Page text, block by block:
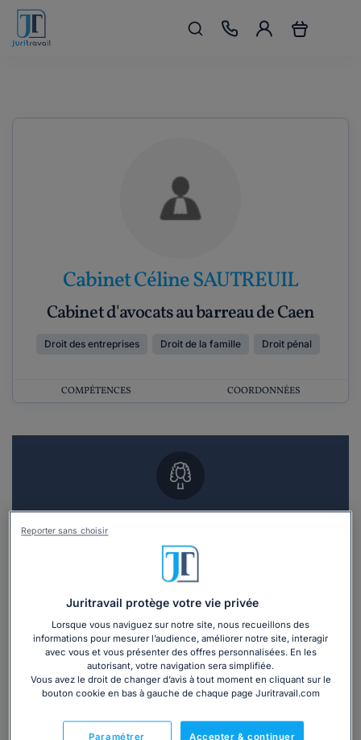
Cabinet Céline SAUTREUIL
Cabinet d'avocats au barreau de Caen
Droit des entreprises Droit de la famille Droit pénal
COMPÉTENCES COORDONNÉES
Recevoir des devis d'avocats
Vous souhaitez une consultation par
Juritravail protège votre vie privée
Lorsque vous naviguez sur notre site, nous recueillons des
informations pour mesurer l’audience, améliorer notre site, interagir
avec vous et vous présenter des offres personnalisées. En les
autorisant, votre navigation sera simplifiée.
Vous avez le droit de changer d’avis à tout moment en cliquant sur le
bouton cookie en bas à gauche de chaque page Juritravail.com
Accepter & continuer
Paramétrer
Reporter sans choisir